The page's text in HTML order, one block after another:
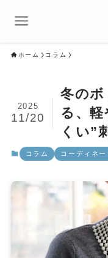
ホーム コラム
冬のボ
る、
くい”
2025
11/20
コラム コーディネー